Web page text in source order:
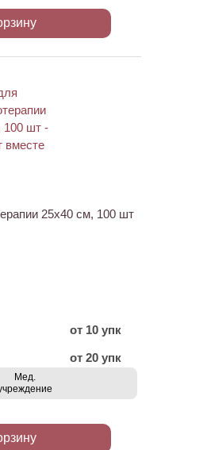
25х40 см, 100 шт
от 10 упк
от 20 упк
Мед.